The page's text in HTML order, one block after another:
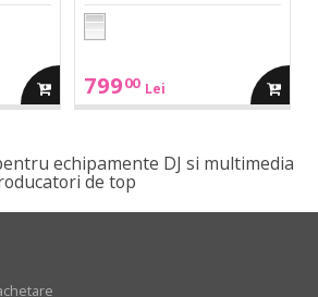
adauga
cos
79900 Lei adauga
echipamente DJ si multimedia
de top